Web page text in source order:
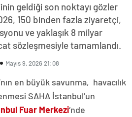
geldiği son noktayı gözler
150 binden fazla ziyaretçi,
ve yaklaşık 8 milyar
sözleşmesiyle tamamlandı.
Mayıs 9, 2026 21:08
en büyük savunma, havacılık
SAHA İstanbul’un
Fuar Merkezi‘nde